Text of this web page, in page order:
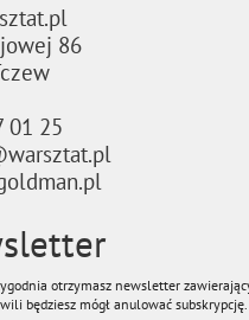
86
01 25
otrzymasz newsletter
będziesz mógł anulować subskrypcję.